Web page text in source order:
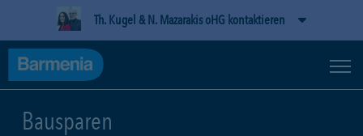
Th. Kugel & N. Mazarakis oHG kontaktieren
Bausparen